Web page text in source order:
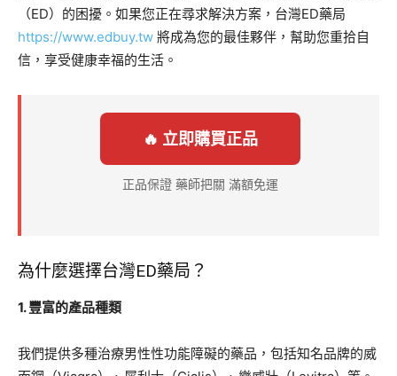
（ED）的困擾。如果您正在尋求解決方案，台灣ED藥局
https://www.edbuy.tw 將成為您的最佳夥伴，幫助您重拾自
信，享受健康幸福的生活。
🔥 立即購買正品
正品保證 藥師把關 滿額免運
為什麼選擇台灣ED藥局？
1. 豐富的產品種類
我們提供多種治療男性性功能障礙的藥品，包括知名品牌的威